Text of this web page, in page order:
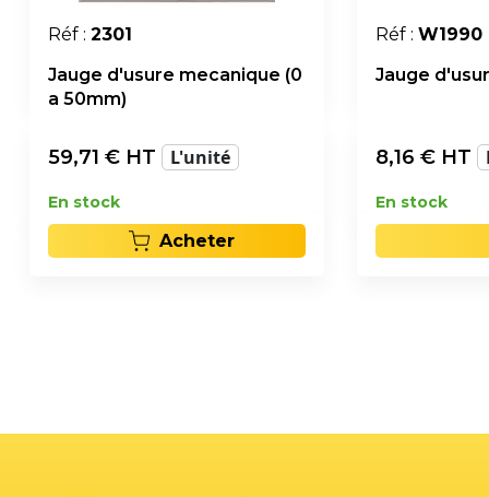
Réf : 2301
Jauge d'usure mecanique (0
a 50mm)
59,71 € HT L'unité
En stock
Acheter
Réf : W1990
Jauge
8,16 € HT
En stock